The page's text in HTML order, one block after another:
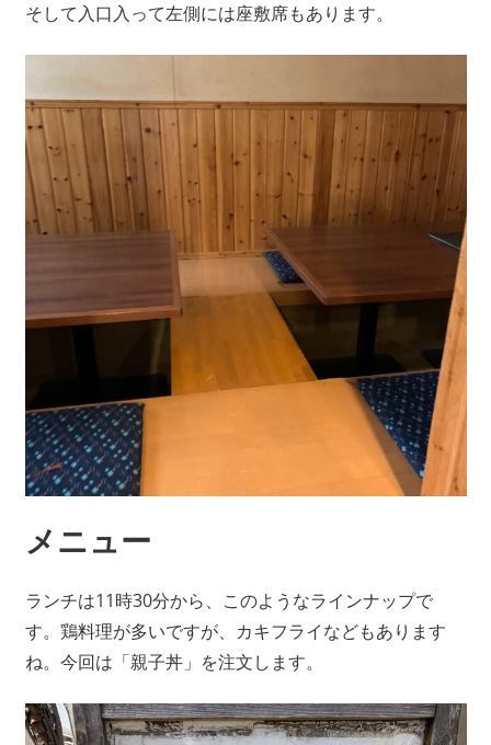
そして入口入って左側には座敷席もあります。
メニュー
ランチは11時30分から、このようなラインナップで
す。鶏料理が多いですが、カキフライなどもあります
ね。今回は「親子丼」を注文します。